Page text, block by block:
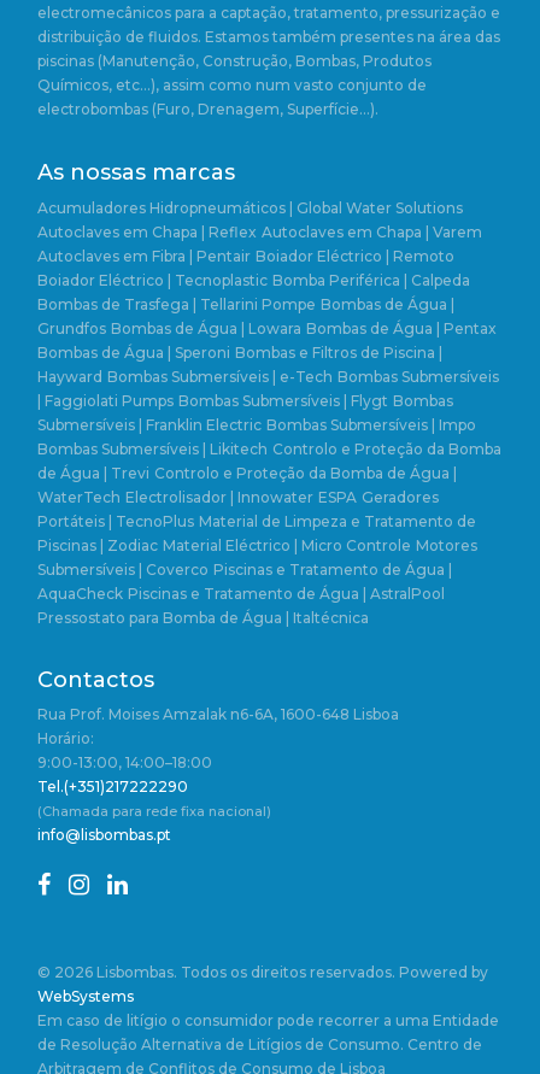
electromecânicos para a captação, tratamento, pressurização e
distribuição de fluidos. Estamos também presentes na área das
piscinas (Manutenção, Construção, Bombas, Produtos
Químicos, etc…), assim como num vasto conjunto de
electrobombas (Furo, Drenagem, Superfície…).
As nossas marcas
Acumuladores Hidropneumáticos | Global Water Solutions
Autoclaves em Chapa | Reflex Autoclaves em Chapa | Varem
Autoclaves em Fibra | Pentair Boiador Eléctrico | Remoto
Boiador Eléctrico | Tecnoplastic Bomba Periférica | Calpeda
Bombas de Trasfega | Tellarini Pompe Bombas de Água |
Grundfos Bombas de Água | Lowara Bombas de Água | Pentax
Bombas de Água | Speroni Bombas e Filtros de Piscina |
Hayward Bombas Submersíveis | e-Tech Bombas Submersíveis
| Faggiolati Pumps Bombas Submersíveis | Flygt Bombas
Submersíveis | Franklin Electric Bombas Submersíveis | Impo
Bombas Submersíveis | Likitech Controlo e Proteção da Bomba
de Água | Trevi Controlo e Proteção da Bomba de Água |
WaterTech Electrolisador | Innowater ESPA Geradores
Portáteis | TecnoPlus Material de Limpeza e Tratamento de
Piscinas | Zodiac Material Eléctrico | Micro Controle Motores
Submersíveis | Coverco Piscinas e Tratamento de Água |
AquaCheck Piscinas e Tratamento de Água | AstralPool
Pressostato para Bomba de Água | Italtécnica
Contactos
Rua Prof. Moises Amzalak n6-6A, 1600-648 Lisboa
Horário:
9:00-13:00, 14:00–18:00
Tel.(+351)217222290
(Chamada para rede fixa nacional)
info@lisbombas.pt
© 2026 Lisbombas. Todos os direitos reservados. Powered by
WebSystems
Em caso de litígio o consumidor pode recorrer a uma Entidade
de Resolução Alternativa de Litígios de Consumo. Centro de
Arbitragem de Conflitos de Consumo de Lisboa